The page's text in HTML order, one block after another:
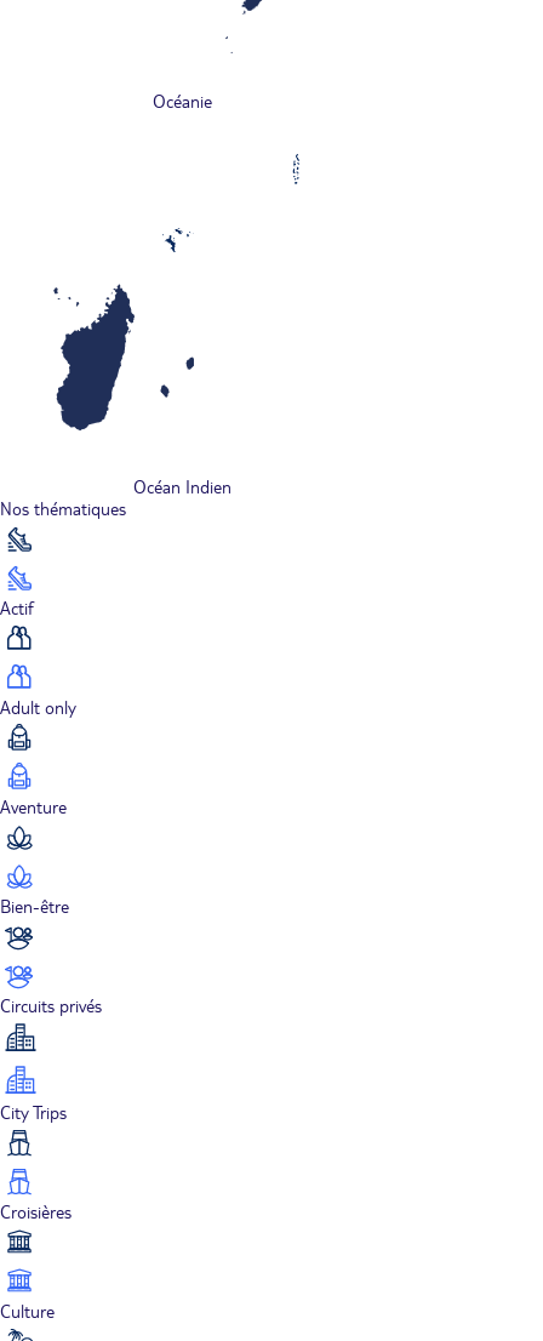
Océanie
Océan Indien
Nos thématiques
Actif
Adult only
Aventure
Bien-être
Circuits privés
City Trips
Croisières
Culture